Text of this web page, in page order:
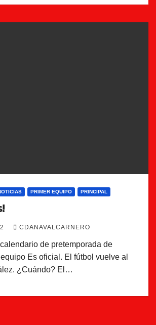
PRIMER EQUIPO PRINCIPAL
CDANAVALCARNERO
de pretemporada de
Es oficial. El fútbol vuelve al
¿Cuándo? El…